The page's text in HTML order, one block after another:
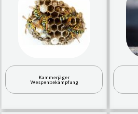
Kammerjäger
Wespenbekämpfung